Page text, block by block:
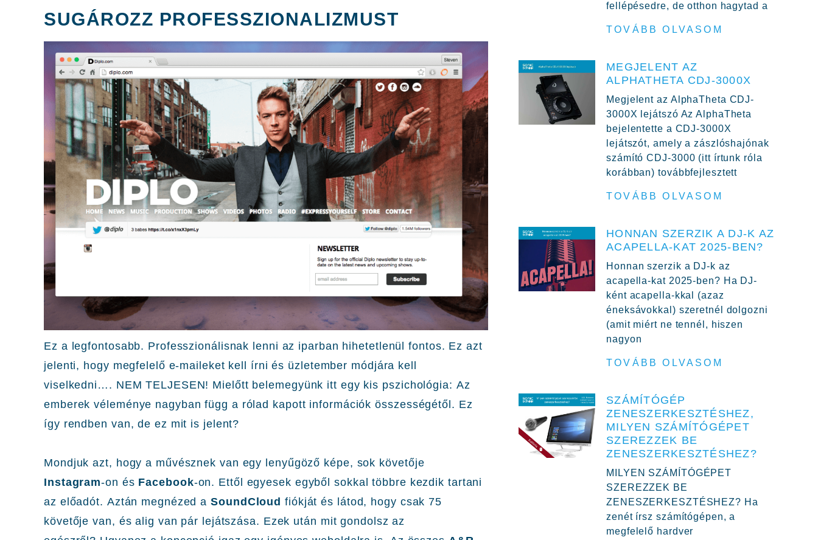
SUGÁROZZ PROFESSZIONALIZMUST
Ez a legfontosabb. Professzionálisnak lenni az iparban hihetetlenül fontos. Ez azt
jelenti, hogy megfelelő e-maileket kell írni és üzletember módjára kell
viselkedni…. NEM TELJESEN! Mielőtt belemegyünk itt egy kis pszichológia: Az
emberek véleménye nagyban függ a rólad kapott információk összességétől. Ez
így rendben van, de ez mit is jelent?
Mondjuk azt, hogy a művésznek van egy lenyűgöző képe, sok követője
Instagram-on és Facebook-on. Ettől egyesek egyből sokkal többre kezdik tartani
az előadót. Aztán megnézed aSoundCloud fiókját és látod, hogy csak 75
követője van, és alig van pár lejátszása. Ezek után mit gondolsz az
fellépésedre, de otthon hagytad a
TOVÁBB OLVASOM
MEGJELENT AZ
ALPHATHETA CDJ-3000X
Megjelent az AlphaTheta CDJ-
3000X lejátszó Az AlphaTheta
bejelentette a CDJ-3000X
lejátszót, amely a zászlóshajónak
számító CDJ-3000 (itt írtunk róla
korábban) továbbfejlesztett
TOVÁBB OLVASOM
HONNAN SZERZIK A DJ-K AZ
ACAPELLA-KAT 2025-BEN?
Honnan szerzik a DJ-k az
acapella-kat 2025-ben? Ha DJ-
ként acapella-kkal (azaz
éneksávokkal) szeretnél dolgozni
(amit miért ne tennél, hiszen
nagyon
TOVÁBB OLVASOM
SZÁMÍTÓGÉP
ZENESZERKESZTÉSHEZ,
MILYEN SZÁMÍTÓGÉPET
SZEREZZEK BE
ZENESZERKESZTÉSHEZ?
MILYEN SZÁMÍTÓGÉPET
SZEREZZEK BE
ZENESZERKESZTÉSHEZ? Ha
zenét írsz számítógépen, a
megfelelő hardver